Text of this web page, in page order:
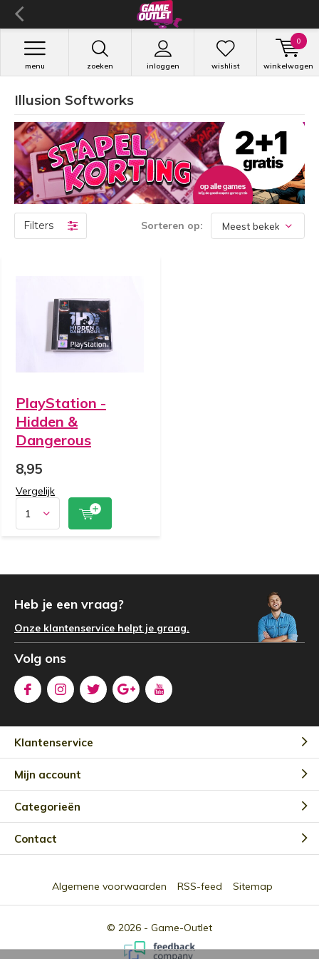
zoeken inloggen
menu wishlist winkelwagen
0
Illusion Softworks
Filters Sorteren op:
PlayStation -
Hidden &
Dangerous
8,95
Vergelijk
Heb je een vraag?
Onze klantenservice helpt je graag.
Volg ons
Klantenservice
Mijn account
Categorieën
Contact
© 2026 - Game-Outlet
Algemene voorwaarden RSS-feed Sitemap